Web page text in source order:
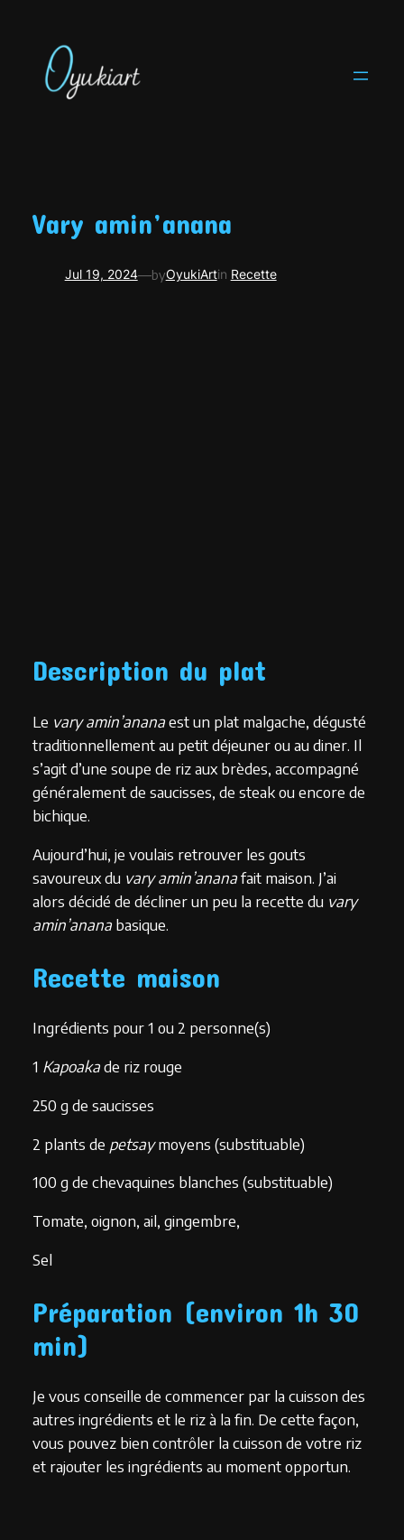
content
Vary amin’anana
Jul 19, 2024—byOyukiArtin Recette
Description du plat
Le vary amin’ananaest un plat malgache, dégusté
traditionnellement au petit déjeuner ou au diner. Il
s’agit d’une soupe de riz aux brèdes, accompagné
généralement de saucisses, de steak ou encore de
bichique.
Aujourd’hui, je voulais retrouver les gouts
savoureux du vary amin’ananafait maison. J’ai
alors décidé de décliner un peu la recette du vary
amin’ananabasique.
Recette maison
Ingrédients pour 1 ou 2 personne(s)
1 Kapoakade riz rouge
250 g de saucisses
2 plants de petsaymoyens (substituable)
100 g de chevaquines blanches (substituable)
Tomate, oignon, ail, gingembre,
Sel
Préparation (environ 1h 30
min)
Je vous conseille de commencer par la cuisson des
autres ingrédients et le riz à la fin. De cette façon,
vous pouvez bien contrôler la cuisson de votre riz
et rajouter les ingrédients au moment opportun.